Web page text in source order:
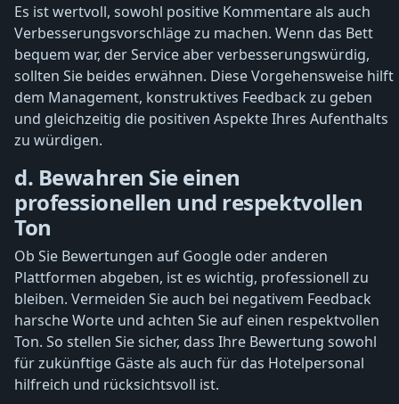
Es ist wertvoll, sowohl positive Kommentare als auch
Verbesserungsvorschläge zu machen. Wenn das Bett
bequem war, der Service aber verbesserungswürdig,
sollten Sie beides erwähnen. Diese Vorgehensweise hilft
dem Management, konstruktives Feedback zu geben
und gleichzeitig die positiven Aspekte Ihres Aufenthalts
zu würdigen.
d. Bewahren Sie einen
professionellen und respektvollen
Ton
Ob Sie Bewertungen auf Google oder anderen
Plattformen abgeben, ist es wichtig, professionell zu
bleiben. Vermeiden Sie auch bei negativem Feedback
harsche Worte und achten Sie auf einen respektvollen
Ton. So stellen Sie sicher, dass Ihre Bewertung sowohl
für zukünftige Gäste als auch für das Hotelpersonal
hilfreich und rücksichtsvoll ist.